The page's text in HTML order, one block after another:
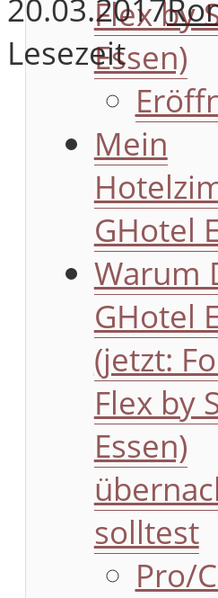
20.03.2017
Lesezeit
Flex by
Essen)
Mein
GHotel
Warum
GHotel
(jetzt:
Flex by
Essen)
solltest
Pro/